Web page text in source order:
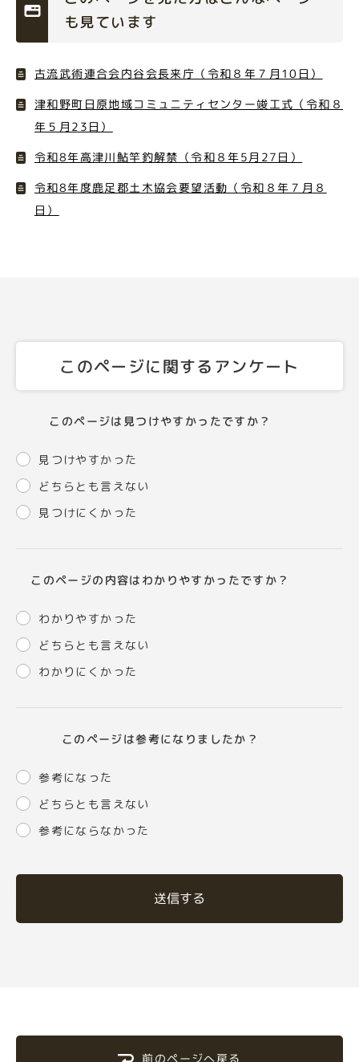
も見ています
古流武術連合会内谷会長来庁（令和８年７月10日）
津和野町日原地域コミュニティセンター竣工式（令和８
年５月23日）
令和8年高津川鮎竿釣解禁（令和８年5月27日）
令和8年度鹿足郡土木協会要望活動（令和８年７月８
日）
このページに関するアンケート
このページは見つけやすかったですか？
見つけやすかった
どちらとも言えない
見つけにくかった
このページの内容はわかりやすかったですか？
わかりやすかった
どちらとも言えない
わかりにくかった
このページは参考になりましたか？
参考になった
どちらとも言えない
参考にならなかった
送信する
前のページへ戻る